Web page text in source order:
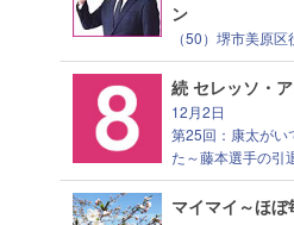
ン
（50）堺市美原区
続 セレッソ・
12月2日
第25回：康太がい
た～藤本選手の引
マイマイ～ほぼ